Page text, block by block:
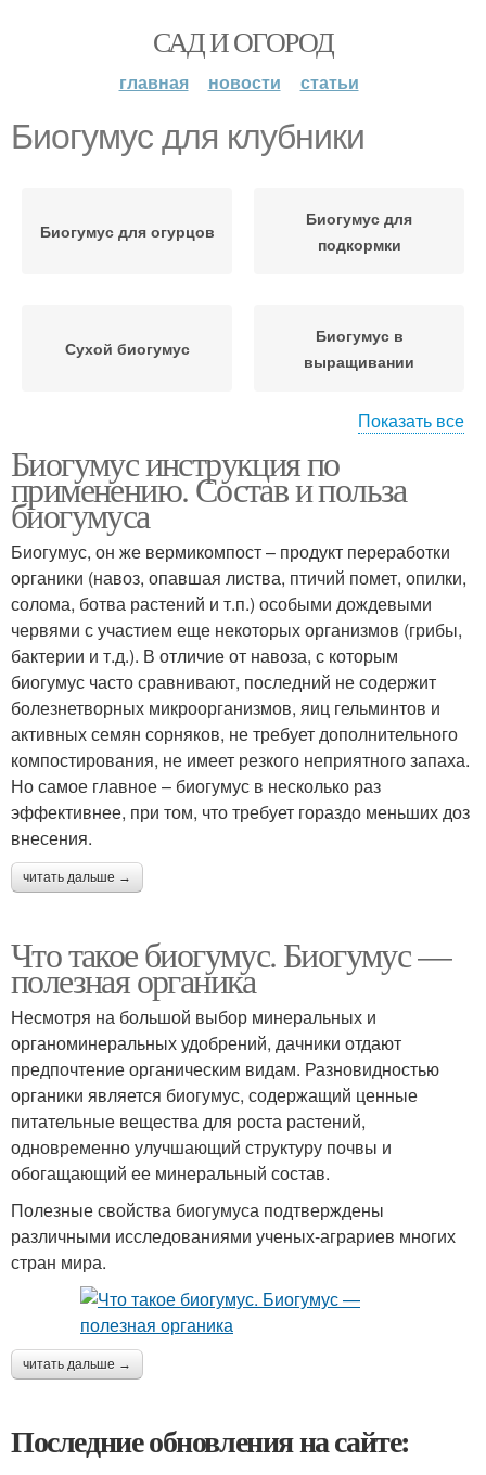
САД И ОГОРОД
главная новости статьи
Биогумус для клубники
Биогумус для огурцов
Биогумус для
подкормки
Сухой биогумус
Биогумус в
выращивании
Биогумус на даче Биогумус для растений
Жидкий биогумус Биогумус для цветов
Показать все
Биогумус инструкция по
применению. Состав и польза
биогумуса
Биогумус, он же вермикомпост – продукт переработки
органики (навоз, опавшая листва, птичий помет, опилки,
солома, ботва растений и т.п.) особыми дождевыми
червями с участием еще некоторых организмов (грибы,
бактерии и т.д.). В отличие от навоза, с которым
биогумус часто сравнивают, последний не содержит
болезнетворных микроорганизмов, яиц гельминтов и
активных семян сорняков, не требует дополнительного
компостирования, не имеет резкого неприятного запаха.
Но самое главное – биогумус в несколько раз
эффективнее, при том, что требует гораздо меньших доз
внесения.
читать дальше →
Что такое биогумус. Биогумус —
полезная органика
Несмотря на большой выбор минеральных и
органоминеральных удобрений, дачники отдают
предпочтение органическим видам. Разновидностью
органики является биогумус, содержащий ценные
питательные вещества для роста растений,
одновременно улучшающий структуру почвы и
обогащающий ее минеральный состав.
Полезные свойства биогумуса подтверждены
различными исследованиями ученых-аграриев многих
стран мира.
читать дальше →
Последние обновления на сайте: